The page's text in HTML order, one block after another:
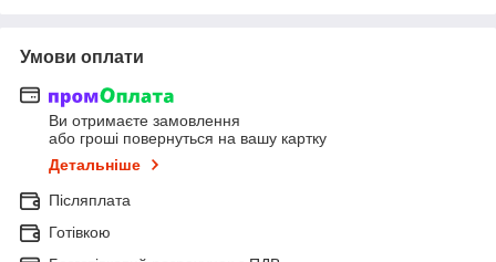
Умови оплати
Ви отримаєте замовлення
або гроші повернуться на вашу картку
Детальніше
Післяплата
Готівкою